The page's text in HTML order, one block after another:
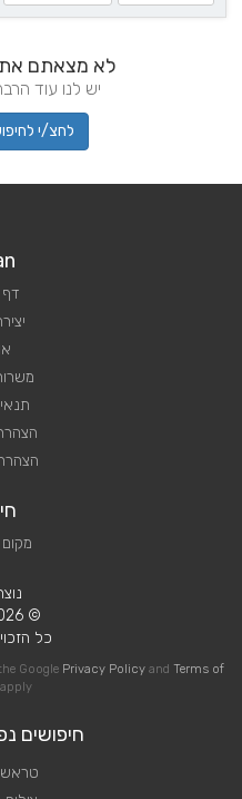
לא מצאתם
יש לנו עוד
לחצ/י
דף
© 2026 iPlan.
כל
Google Privacy Policy and Terms of
חיפושים